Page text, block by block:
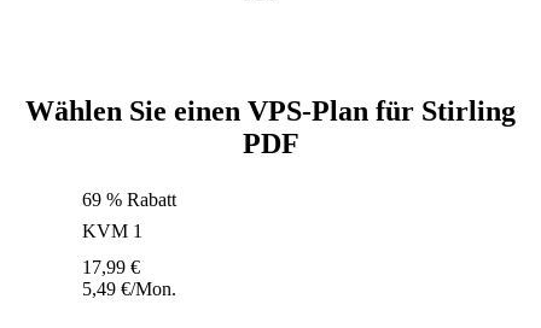
Wählen Sie einen VPS-Plan für Stirling
PDF
69 % Rabatt
KVM 1
17,99 €
5,49 €/Mon.